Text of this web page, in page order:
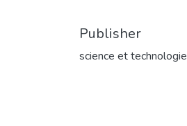
Publisher
science et technologie